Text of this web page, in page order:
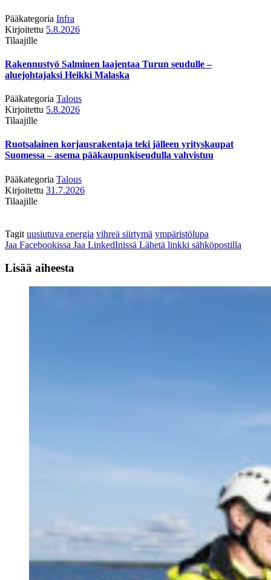
Pääkategoria Infra
Kirjoitettu 5.8.2026
Tilaajille
Rakennustyö Salminen laajentaa Turun seudulle –
aluejohtajaksi Heikki Malaska
Pääkategoria Talous
Kirjoitettu 5.8.2026
Tilaajille
Ruotsalainen korjausrakentaja teki jälleen yrityskaupat
Suomessa – asema pääkaupunkiseudulla vahvistuu
Pääkategoria Talous
Kirjoitettu 31.7.2026
Tilaajille
Tagit uusiutuva energia vihreä siirtymä ympäristölupa
Jaa Facebookissa Jaa LinkedInissä Lähetä linkki sähköpostilla
Lisää aiheesta